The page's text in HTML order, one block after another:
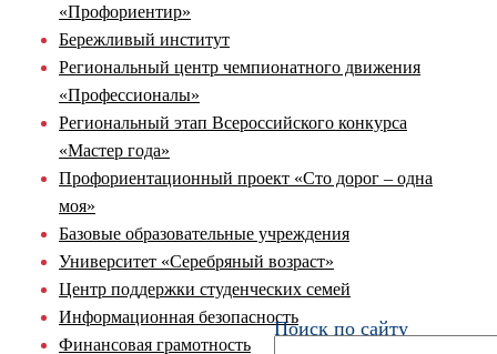
Поиск по сайту
«Профориентир»
Бережливый институт
Региональный центр чемпионатного движения
«Профессионалы»
Региональный этап Всероссийского конкурса
«Мастер года»
Профориентационный проект «Сто дорог – одна
моя»
Базовые образовательные учреждения
Университет «Серебряный возраст»
Центр поддержки студенческих семей
Информационная безопасность
Финансовая грамотность